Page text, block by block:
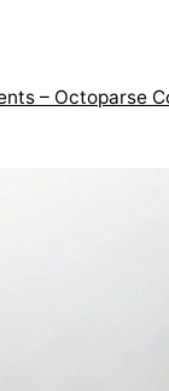
– Octoparse